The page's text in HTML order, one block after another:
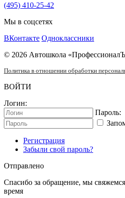
(495) 410-25-42
Мы в соцсетях
ВКонтакте Одноклассники
© 2026 Автошкола
Политика в отношении обработки
ВОЙТИ
Логин:
Пароль:
Регистрация
Забыли свой пароль?
Отправлено
Спасибо за обращение, мы
время